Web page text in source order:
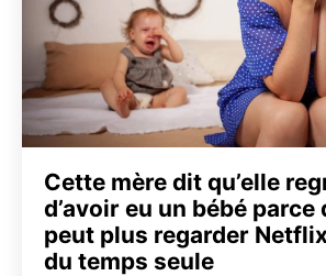
Cette mère dit qu’elle
d’avoir eu un bébé parce
peut plus regarder
du temps seule